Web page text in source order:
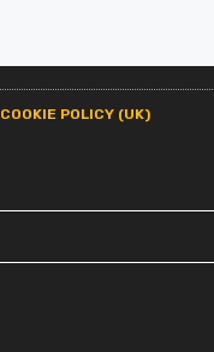
COOKIE POLICY (UK)